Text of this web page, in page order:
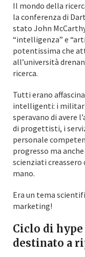
Il mondo della
la conferenza di
stato John
“intelligenza” e
potentissima che
all’università
ricerca.
Tutti erano
intelligenti: i
speravano di avere
di progettisti, i
personale
progresso ma
scienziati creassero
mano.
Era un tema
marketing!
Ciclo di hype
destinato a